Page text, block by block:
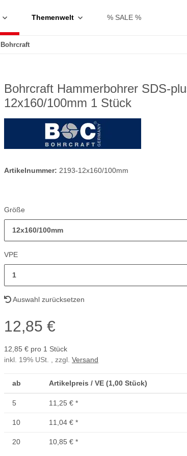
Themenwelt % SALE %
Bohrcraft Hammerbohrer SDS-
12x160/100mm 1 Stück
Artikelnummer: 2193-12x160/100mm
Größe
12x160/100mm
VPE
1
Auswahl zurücksetzen
12,85 €
12,85 € pro 1 Stück
inkl. 19% USt. , zzgl. Versand
ab Artikelpreis / VE (1,00 Stück)
5 11,25 € *
10 11,04 € *
20 10,85 € *